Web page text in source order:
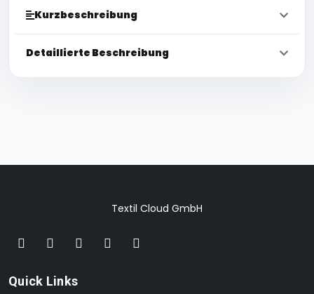
Kurzbeschreibung
Detaillierte Beschreibung
Textil Cloud GmbH
Quick Links